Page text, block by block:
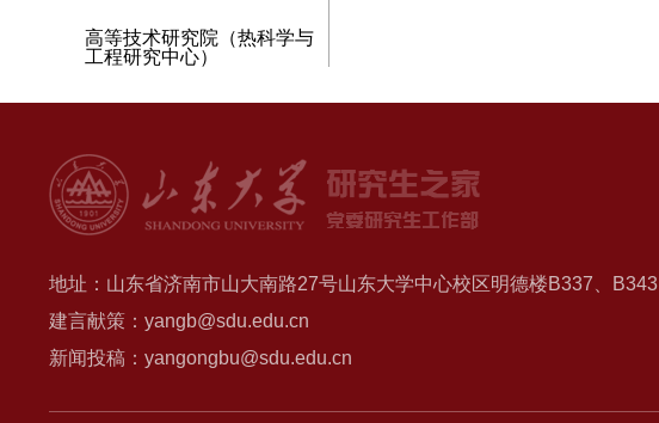
高等技术研究院（热科学与
工程研究中心）
地址：山东省济南市山大南路27号山东大学中心校区明德楼B337、B343
建言献策：yangb@sdu.edu.cn
新闻投稿：yangongbu@sdu.edu.cn